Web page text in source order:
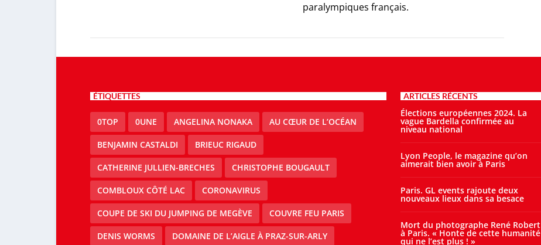
paralympiques français.
ÉTIQUETTES
0TOP 0UNE ANGELINA NONAKA AU CŒUR DE L’OCÉAN
BENJAMIN CASTALDI BRIEUC RIGAUD
CATHERINE JULLIEN-BRECHES CHRISTOPHE BOUGAULT
COMBLOUX CÔTÉ LAC CORONAVIRUS
COUPE DE SKI DU JUMPING DE MEGÈVE COUVRE FEU PARIS
DENIS WORMS DOMAINE DE L’AIGLE À PRAZ-SUR-ARLY
ARTICLES RÉCENTS
Élections européennes 2024. La
vague Bardella confirmée au
niveau national
Lyon People, le magazine qu’on
aimerait bien avoir à Paris
Paris. GL events rajoute deux
nouveaux lieux dans sa besace
Mort du photographe René Robert
à Paris. « Honte de cette humanité
qui ne l’est plus ! »